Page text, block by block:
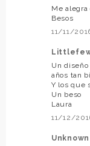
Me
Besos
11/11/
Un
años tan
Y los que
Un beso
Laura
11/12/
Unknown